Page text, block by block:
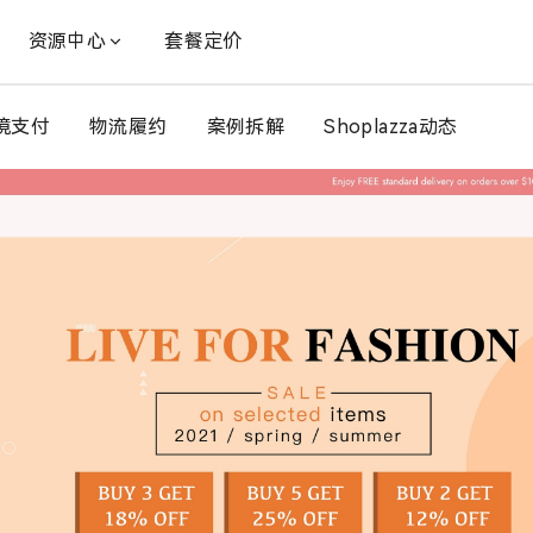
资源中心 套餐定价
支付 物流履约 案例拆解 Shoplazza动态